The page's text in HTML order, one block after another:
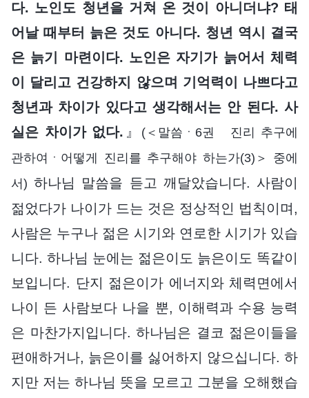
다. 노인도 청년을 거쳐 온 것이 아니더냐? 태
어날 때부터 늙은 것도 아니다. 청년 역시 결국
은 늙기 마련이다. 노인은 자기가 늙어서 체력
이 달리고 건강하지 않으며 기억력이 나쁘다고
청년과 차이가 있다고 생각해서는 안 된다. 사
실은 차이가 없다. 』
(＜말씀ㆍ6권 진리 추구에
관하여ㆍ어떻게 진리를 추구해야 하는가(3)＞ 중에
서) 하나님 말씀을 듣고 깨달았습니다. 사람이
젊었다가 나이가 드는 것은 정상적인 법칙이며,
사람은 누구나 젊은 시기와 연로한 시기가 있습
니다. 하나님 눈에는 젊은이도 늙은이도 똑같이
보입니다. 단지 젊은이가 에너지와 체력면에서
나이 든 사람보다 나을 뿐, 이해력과 수용 능력
은 마찬가지입니다. 하나님은 결코 젊은이들을
편애하거나, 늙은이를 싫어하지 않으십니다. 하
지만 저는 하나님 뜻을 모르고 그분을 오해했습